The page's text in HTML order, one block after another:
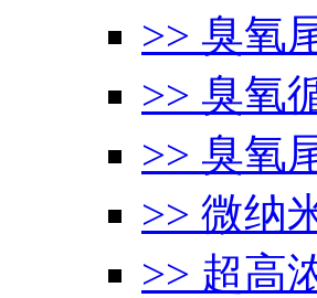
>> 臭氧
>> 臭氧
>> 臭氧
>> 微纳
>> 超高